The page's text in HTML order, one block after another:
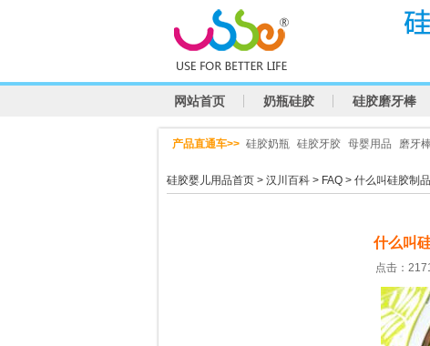
网站首页 奶瓶硅胶 硅胶磨牙棒
产品直通车>> 硅胶奶瓶 硅胶牙胶 母婴用品 磨牙棒
硅胶婴儿用品首页 > 汉川百科 > FAQ > 什么叫硅胶制
什么叫
点击：